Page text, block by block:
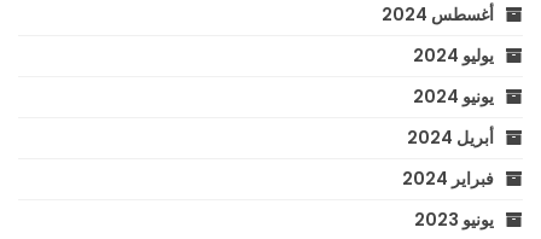
أغسطس 2024
يوليو 2024
يونيو 2024
أبريل 2024
فبراير 2024
يونيو 2023